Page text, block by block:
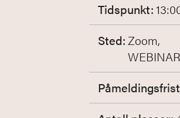
Tidspunkt:
Sted:Zoom,
WEBINAR